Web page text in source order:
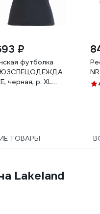
₽
футболка
черная, р. XL
ТОВАРЫ
Lakeland